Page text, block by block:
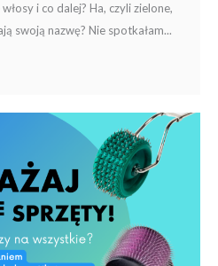
i co dalej? Ha, czyli zielone,
swoją nazwę? Nie spotkałam...